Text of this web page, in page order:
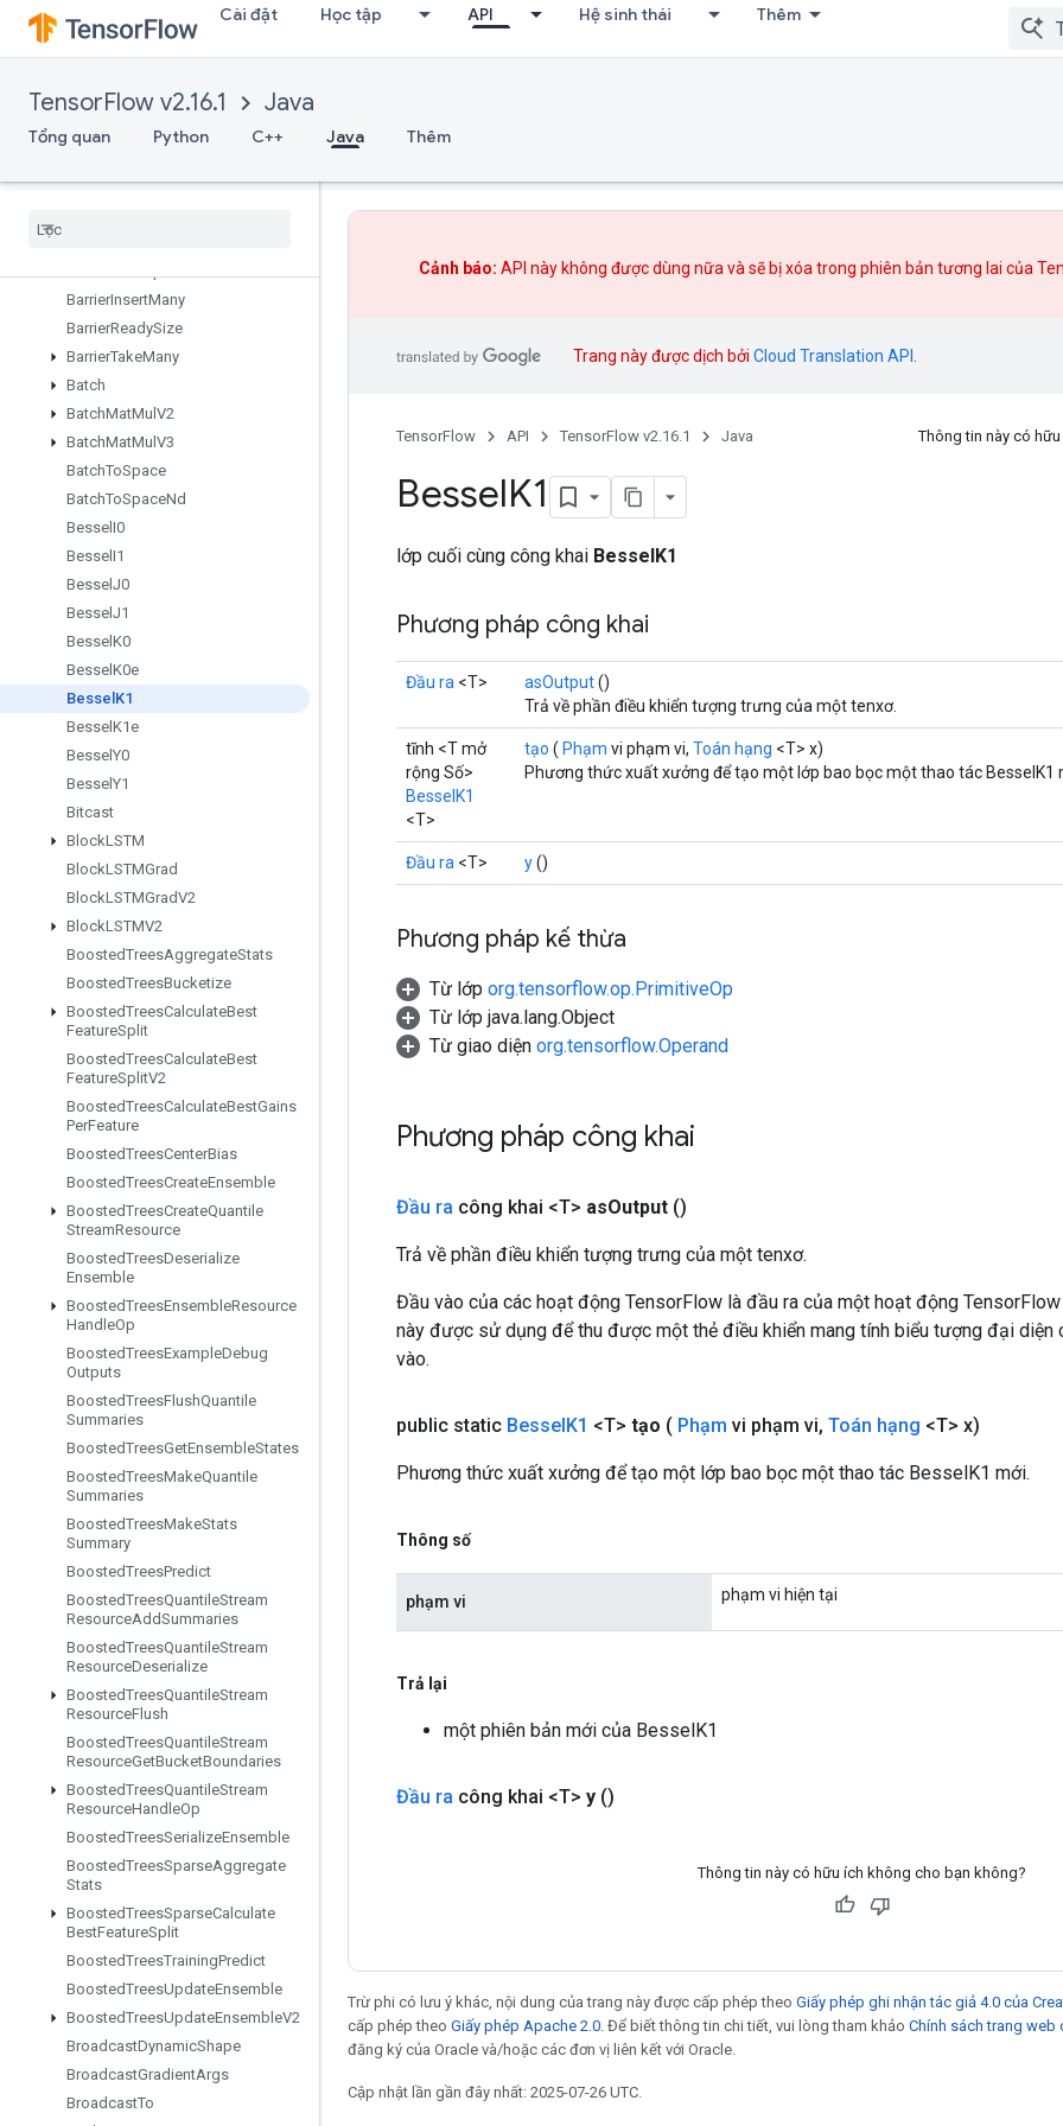
Cài đặt Học tập API Hệ sinh thái Thêm
TensorFlow v2.16.1 Java
Tổng quan Python C++ Java Thêm
AssignAddVariableOp
AssignSub
AssignVariableOp
AssignVariableXlaConcatND
BandedTriangularSolve
BarrierInsertMany
BarrierReadySize
BarrierTakeMany
Batch
BatchMatMul V2
BatchMatMul V3
BatchToSpace
BatchToSpaceNd
Bessel I0
Bessel I1
Bessel J0
Bessel J1
Bessel K0
Bessel K0e
Bessel K1
Bessel K1e
Bessel Y0
Bessel Y1
Bitcast
BlockLSTM
BlockLSTMGrad
BlockLSTMGradV2
BlockLSTMV2
BoostedTreesAggregateStats
BoostedTreesBucketize
BoostedTreesCalculateBest
FeatureSplit
BoostedTreesCalculateBest
FeatureSplitV2
BoostedTreesCalculateBestGains
PerFeature
BoostedTreesCenterBias
BoostedTreesCreateEnsemble
BoostedTreesCreateQuantile
StreamResource
BoostedTreesDeserialize
Ensemble
BoostedTreesEnsembleResource
HandleOp
BoostedTreesExampleDebug
Outputs
BoostedTreesFlushQuantile
Summaries
BoostedTreesGetEnsembleStates
BoostedTreesMakeQuantile
Summaries
BoostedTreesMakeStats
Summary
BoostedTreesPredict
BoostedTreesQuantileStream
ResourceAddSummaries
BoostedTreesQuantileStream
ResourceDeserialize
BoostedTreesQuantileStream
ResourceFlush
BoostedTreesQuantileStream
ResourceGetBucketBoundaries
BoostedTreesQuantileStream
ResourceHandleOp
BoostedTreesSerializeEnsemble
BoostedTreesSparseAggregate
Stats
BoostedTreesSparseCalculate
BestFeatureSplit
BoostedTreesTrainingPredict
BoostedTreesUpdateEnsemble
BoostedTreesUpdateEnsembleV2
BroadcastDynamicShape
BroadcastGradientArgs
BroadcastTo
Cảnh báo: API này không được dùng nữa và sẽ bị xóa trong phiên bản tương lai của
Trang này được dịch bởi Cloud Translation API
TensorFlow API TensorFlow v2.16.1 Java Thông tin này có
BesselK1
lớp cuối cùng công khai BesselK1
Phương pháp công khai
Đầu ra <T> asOutput()
Trả về phần điều khiển tượng trưng của một tenxơ.
tĩnh <T mở
rộng Số>
BesselK1
<T>
tạo ( Phạm vi phạm vi, Toán hạng <T> x)
Phương thức xuất xưởng để tạo một lớp bao bọc một thao tác BesselK1
Đầu ra <T> y()
Phương pháp kế thừa
Từ lớp org.tensorflow.op.PrimitiveOp
Từ lớp java.lang.Object
Từ giao diện org.tensorflow.Operand
Phương pháp công khai
Đầu ra công khai <T> asOutput ()
Trả về phần điều khiển tượng trưng của một tenxơ.
Đầu vào của các hoạt động TensorFlow là đầu ra của một hoạt động
này được sử dụng để thu được một thẻ điều khiển mang tính biểu tượng đại diện
vào.
public static BesselK1 <T> tạo ( Phạm vi phạm vi, Toán hạng <T> x)
Phương thức xuất xưởng để tạo một lớp bao bọc một thao tác BesselK1 mới.
Thông số
phạm vi phạm vi hiện tại
Trả lại
một phiên bản mới của BesselK1
Đầu ra công khai <T> y ()
Thông tin này có hữu ích không cho bạn không?
Trừ phi có lưu ý khác, nội dung của trang này được cấp phép theo Giấy phép ghi nhận tác giả 4.0 của
cấp phép theo Giấy phép Apache 2.0 . Để biết thông tin chi tiết, vui lòng tham khảo Chính sách trang web
đăng ký của Oracle và/hoặc các đơn vị liên kết với Oracle.
Cập nhật lần gần đây nhất: 2025-07-26 UTC.